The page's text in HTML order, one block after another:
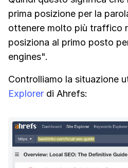
prima posizione per la
ottenere molto più traffico
posiziona al primo posto
engines".
Controlliamo la situazione
Explorer di Ahrefs: